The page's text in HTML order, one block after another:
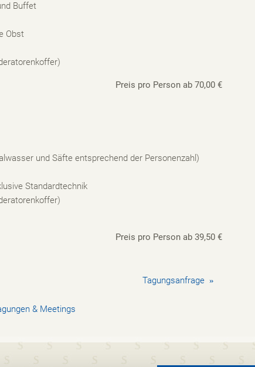
Buffet
Obst
Preis pro Person ab 70,00 €
und Säfte entsprechend der Personenzahl)
Standardtechnik
Preis pro Person ab 39,50 €
Tagungsanfrage »
& Meetings